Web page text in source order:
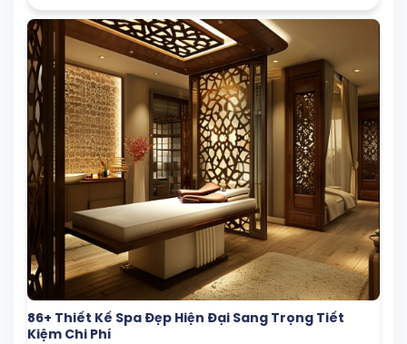
86+ Thiết Kế Spa Đẹp Hiện Đại Sang Trọng Tiết
Kiệm Chi Phí